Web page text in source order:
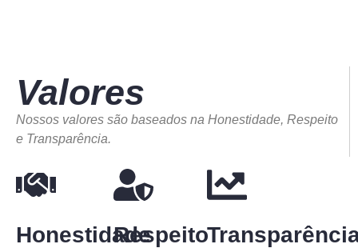
Valores
Nossos valores são baseados na Honestidade, Respeito
e Transparência.
HonestidadeRespeito